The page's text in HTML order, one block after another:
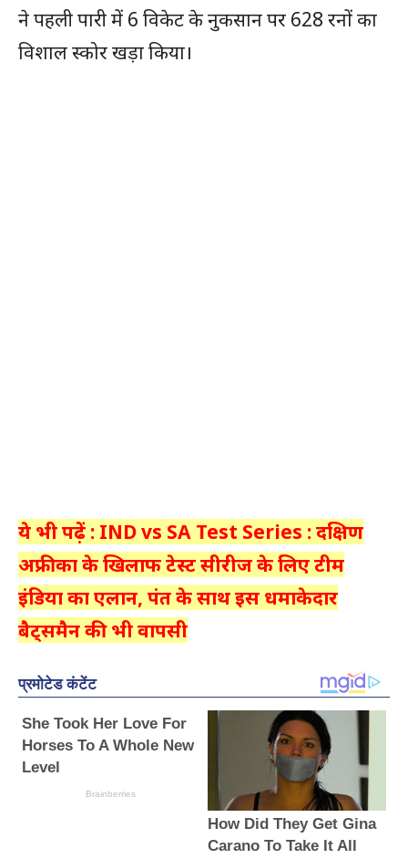
ने पहली पारी में 6 विकेट के नुकसान पर 628 रनों का
विशाल स्कोर खड़ा किया।
ये भी पढ़ें : IND vs SA Test Series : दक्षिण
अफ्रीका के खिलाफ टेस्ट सीरीज के लिए टीम
इंडिया का एलान, पंत के साथ इस धमाकेदार
बैट्समैन की भी वापसी